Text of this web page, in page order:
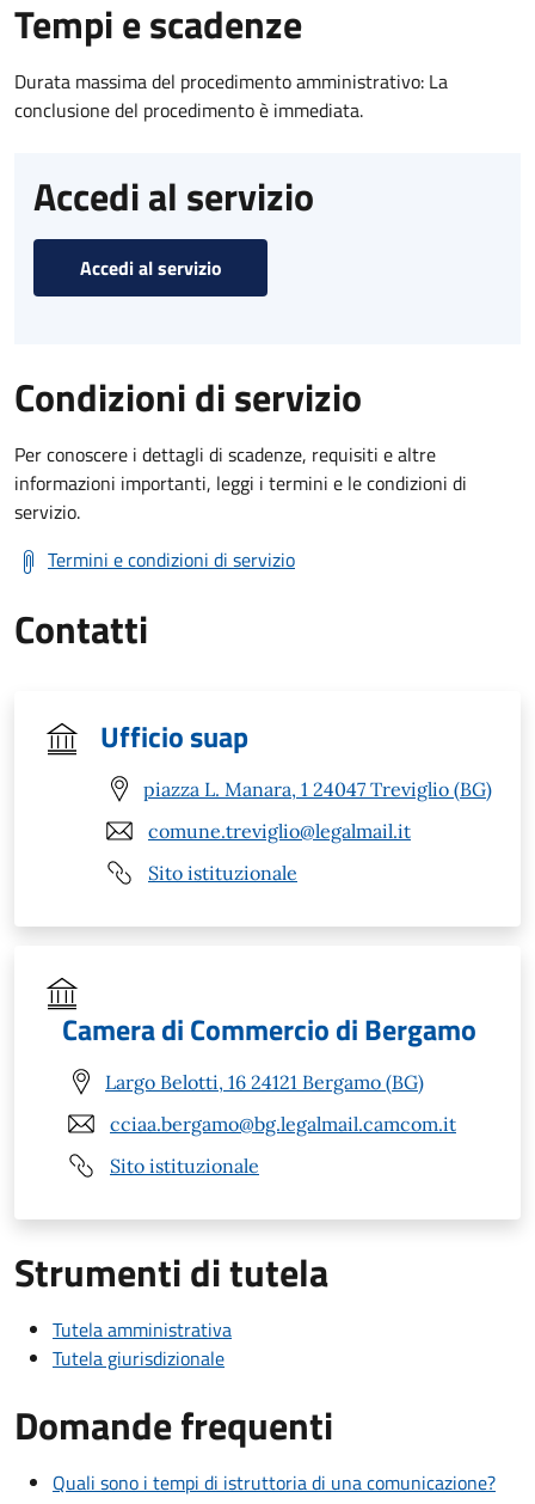
Tempi e scadenze
Durata massima del procedimento amministrativo: La
conclusione del procedimento è immediata.
Accedi al servizio
Accedi al servizio
Condizioni di servizio
Per conoscere i dettagli di scadenze, requisiti e altre
informazioni importanti, leggi i termini e le condizioni di
servizio.
Termini e condizioni di servizio
Contatti
Ufficio suap
piazza L. Manara, 1 24047 Treviglio (BG)
comune.treviglio@legalmail.it
Sito istituzionale
Camera di Commercio di Bergamo
Largo Belotti, 16 24121 Bergamo (BG)
cciaa.bergamo@bg.legalmail.camcom.it
Sito istituzionale
Strumenti di tutela
Tutela amministrativa
Tutela giurisdizionale
Domande frequenti
Quali sono i tempi di istruttoria di una comunicazione?